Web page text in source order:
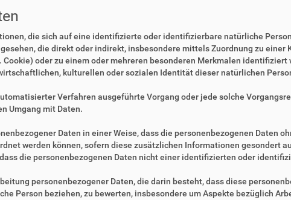
die sich auf eine identifizierte oder identifizierbare natürliche
die direkt oder indirekt, insbesondere mittels Zuordnung zu einer
oder zu einem oder mehreren besonderen Merkmalen identifiziert
kulturellen oder sozialen Identität dieser natürlichen
Verfahren ausgeführte Vorgang oder jede solche
Umgang mit Daten.
Daten in einer Weise, dass die personenbezogenen Daten
werden können, sofern diese zusätzlichen Informationen gesondert
die personenbezogenen Daten nicht einer identifizierten oder
personenbezogener Daten, die darin besteht, dass diese
Person beziehen, zu bewerten, insbesondere um Aspekte bezüglich